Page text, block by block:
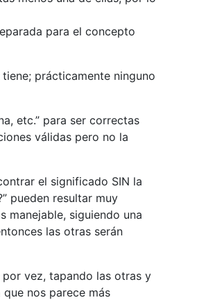
para el concepto
prácticamente ninguno
etc.” para ser correctas
válidas pero no la
el significado SIN la
pueden resultar muy
manejable, siguiendo una
las otras serán
vez, tapando las otras y
nos parece más